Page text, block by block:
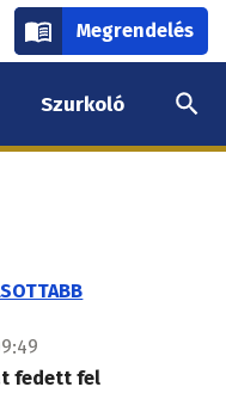
Megrendelés
Szurkoló
fedett fel